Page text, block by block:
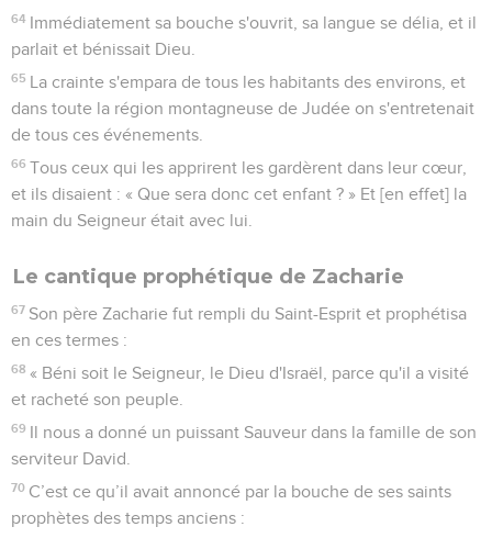
64 Immédiatement sa bouche s'ouvrit, sa langue se délia, et il
parlait et bénissait Dieu.
65 La crainte s'empara de tous les habitants des environs, et
dans toute la région montagneuse de Judée on s'entretenait
de tous ces événements.
66 Tous ceux qui les apprirent les gardèrent dans leur cœur,
et ils disaient : « Que sera donc cet enfant ? » Et [en effet] la
main du Seigneur était avec lui.
Le cantique prophétique de Zacharie
67 Son père Zacharie fut rempli du Saint-Esprit et prophétisa
en ces termes :
68 « Béni soit le Seigneur, le Dieu d'Israël, parce qu'il a visité
et racheté son peuple.
69 Il nous a donné un puissant Sauveur dans la famille de son
serviteur David.
70 C’est ce qu’il avait annoncé par la bouche de ses saints
prophètes des temps anciens :